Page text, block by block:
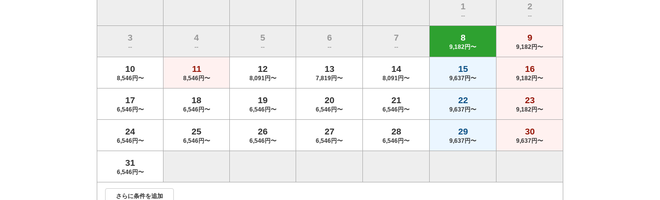
1
--
2
--
3
--
4
--
5
--
6
--
7
--
8
9,182円〜
9
9,182円〜
10
8,546円〜
11
8,546円〜
12
8,091円〜
13
7,819円〜
14
8,091円〜
15
9,637円〜
16
9,182円〜
17
6,546円〜
18
6,546円〜
19
6,546円〜
20
6,546円〜
21
6,546円〜
22
9,637円〜
23
9,182円〜
24
6,546円〜
25
6,546円〜
26
6,546円〜
27
6,546円〜
28
6,546円〜
29
9,637円〜
30
9,637円〜
31
6,546円〜
さらに条件を追加